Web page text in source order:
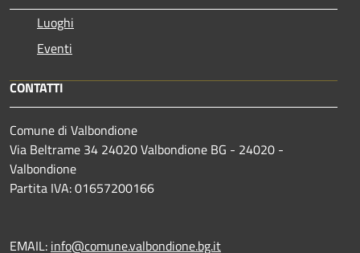
Luoghi
Eventi
CONTATTI
Comune di Valbondione
Via Beltrame 34 24020 Valbondione BG - 24020 -
Valbondione
Partita IVA: 01657200166
EMAIL: info@comune.valbondione.bg.it